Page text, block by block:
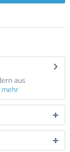
aus
mehr